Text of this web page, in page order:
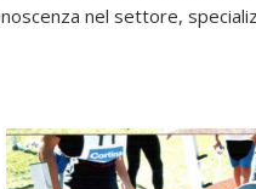
nel settore,